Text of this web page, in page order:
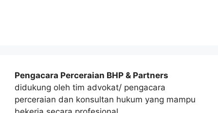
Pengacara Perceraian BHP & Partners
didukung oleh tim advokat/ pengacara
perceraian dan konsultan hukum yang mampu